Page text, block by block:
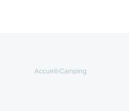
Accueil›Camping